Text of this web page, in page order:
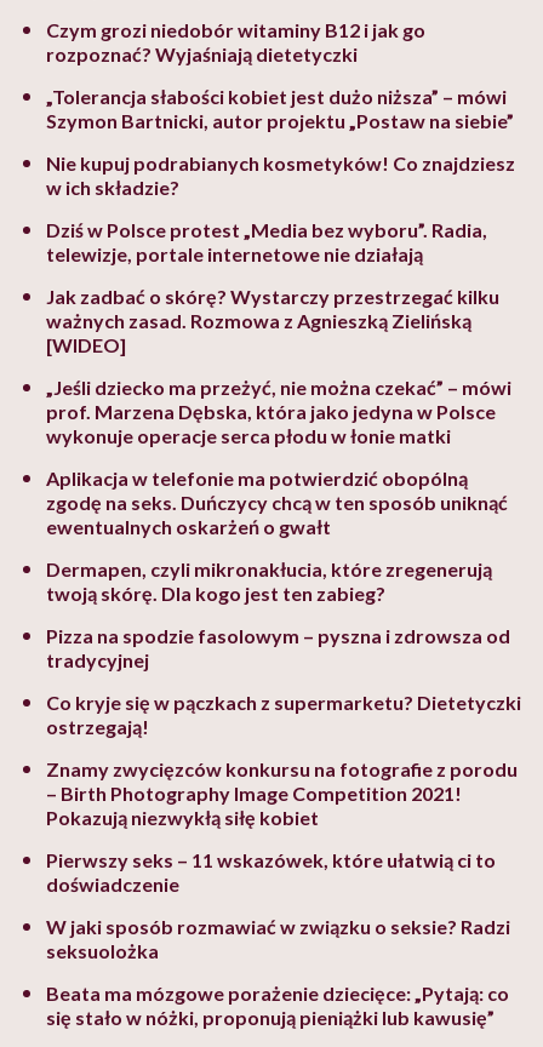
Czym grozi niedobór witaminy B12 i jak go
rozpoznać? Wyjaśniają dietetyczki
„Tolerancja słabości kobiet jest dużo niższa” – mówi
Szymon Bartnicki, autor projektu „Postaw na siebie”
Nie kupuj podrabianych kosmetyków! Co znajdziesz
w ich składzie?
Dziś w Polsce protest „Media bez wyboru”. Radia,
telewizje, portale internetowe nie działają
Jak zadbać o skórę? Wystarczy przestrzegać kilku
ważnych zasad. Rozmowa z Agnieszką Zielińską
[WIDEO]
„Jeśli dziecko ma przeżyć, nie można czekać” – mówi
prof. Marzena Dębska, która jako jedyna w Polsce
wykonuje operacje serca płodu w łonie matki
Aplikacja w telefonie ma potwierdzić obopólną
zgodę na seks. Duńczycy chcą w ten sposób uniknąć
ewentualnych oskarżeń o gwałt
Dermapen, czyli mikronakłucia, które zregenerują
twoją skórę. Dla kogo jest ten zabieg?
Pizza na spodzie fasolowym – pyszna i zdrowsza od
tradycyjnej
Co kryje się w pączkach z supermarketu? Dietetyczki
ostrzegają!
Znamy zwycięzców konkursu na fotografie z porodu
– Birth Photography Image Competition 2021!
Pokazują niezwykłą siłę kobiet
Pierwszy seks – 11 wskazówek, które ułatwią ci to
doświadczenie
W jaki sposób rozmawiać w związku o seksie? Radzi
seksuolożka
Beata ma mózgowe porażenie dziecięce: „Pytają: co
się stało w nóżki, proponują pieniążki lub kawusię”